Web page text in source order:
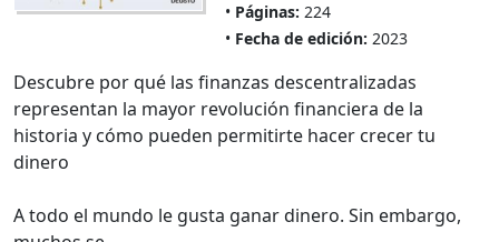
Páginas: 224
Fecha de edición: 2023
Descubre por qué las finanzas descentralizadas
representan la mayor revolución financiera de la
historia y cómo pueden permitirte hacer crecer tu
dinero
A todo el mundo le gusta ganar dinero. Sin embargo,